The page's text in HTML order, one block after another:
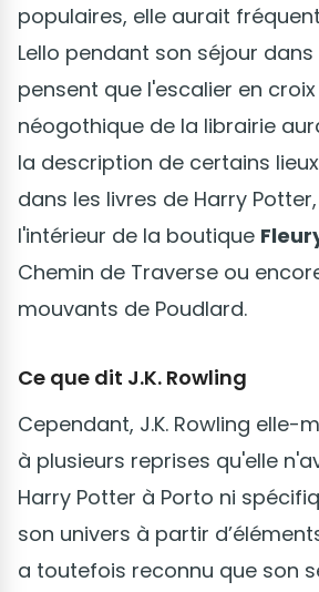
populaires, elle aurait
Lello pendant son séjour dans
pensent que l'escalier en
néogothique de la librairie
la description de certains
dans les livres de Harry
l'intérieur de la boutique
Chemin de Traverse ou
mouvants de Poudlard.
Ce que dit J.K. Rowling
Cependant, J.K. Rowling elle-
à plusieurs reprises qu'elle
Harry Potter à Porto ni
son univers à partir
a toutefois reconnu que son